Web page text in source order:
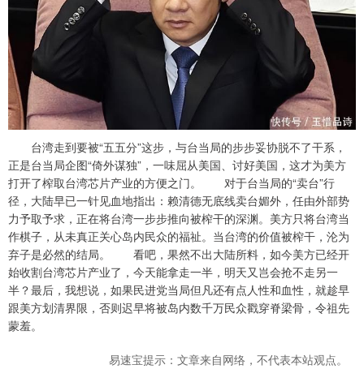
台湾走到要被“五五分”这步，与台当局的步步妥协脱不了干系，
正是台当局企图“倚外谋独”，一味屈从美国、讨好美国，这才为美方
打开了榨取台湾芯片产业的方便之门。 对于台当局的“卖台”行
径，大陆早已一针见血地指出：赖清德无底线卖台媚外，任由外部势
力予取予求，正在将台湾一步步推向被榨干的深渊。美方只将台湾当
作棋子，从未真正关心岛内民众的福祉。当台湾的价值被榨干，沦为
弃子是必然的结局。 看吧，果然不出大陆所料，如今美方已经开
始收割台湾芯片产业了，今天能拿走一半，明天又岂会抢不走另一
半？最后，我想说，如果民进党当局但凡还有点人性和血性，就趁早
跟美方划清界限，否则迟早将被岛内数千万民众戳穿脊梁骨，令祖先
蒙羞。
易速宝提示：文章来自网络，不代表本站观点。